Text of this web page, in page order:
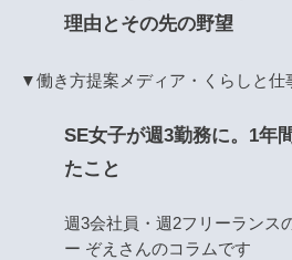
理由とその先の野望
▼働き方提案メディア・くらしと仕
SE女子が週3勤務に。1年
たこと
週3会社員・週2フリーランス
ー ぞえさんのコラムです